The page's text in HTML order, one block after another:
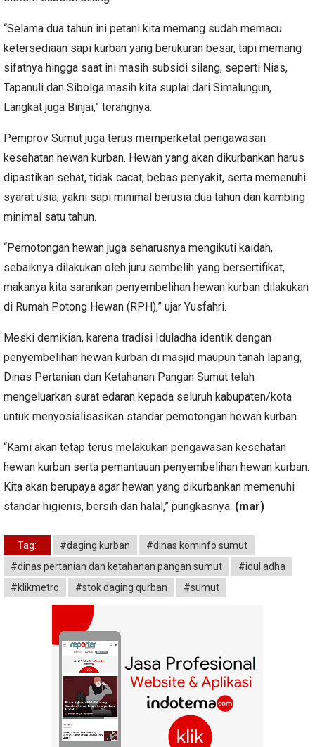
“Selama dua tahun ini petani kita memang sudah memacu
ketersediaan sapi kurban yang berukuran besar, tapi memang
sifatnya hingga saat ini masih subsidi silang, seperti Nias,
Tapanuli dan Sibolga masih kita suplai dari Simalungun,
Langkat juga Binjai,” terangnya.
Pemprov Sumut juga terus memperketat pengawasan
kesehatan hewan kurban. Hewan yang akan dikurbankan harus
dipastikan sehat, tidak cacat, bebas penyakit, serta memenuhi
syarat usia, yakni sapi minimal berusia dua tahun dan kambing
minimal satu tahun.
“Pemotongan hewan juga seharusnya mengikuti kaidah,
sebaiknya dilakukan oleh juru sembelih yang bersertifikat,
makanya kita sarankan penyembelihan hewan kurban dilakukan
di Rumah Potong Hewan (RPH),” ujar Yusfahri.
Meski demikian, karena tradisi Iduladha identik dengan
penyembelihan hewan kurban di masjid maupun tanah lapang,
Dinas Pertanian dan Ketahanan Pangan Sumut telah
mengeluarkan surat edaran kepada seluruh kabupaten/kota
untuk menyosialisasikan standar pemotongan hewan kurban.
“Kami akan tetap terus melakukan pengawasan kesehatan
hewan kurban serta pemantauan penyembelihan hewan kurban.
Kita akan berupaya agar hewan yang dikurbankan memenuhi
standar higienis, bersih dan halal,” pungkasnya. (mar)
Tag: #daging kurban
#dinas kominfo sumut
#dinas pertanian dan ketahanan pangan sumut
#idul adha
#klikmetro
#stok daging qurban #sumut